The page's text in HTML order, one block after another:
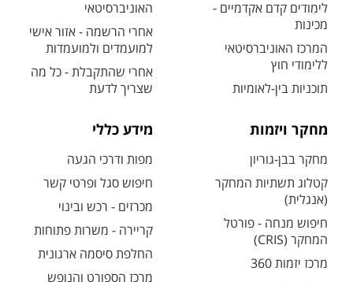
לימודים קדם אקדמיים -
מכינות
המרכז האוניברסיטאי
ללימודי חוץ
תוכניות בין-לאומיות
האוניברסיטאי
אחרי הרשמה - אזור אישי
למועמדים ולמועמדות
אחרי שהתקבלת - כל מה
שצריך לדעת
מחקר ויזמות
מחקר בבן-גוריון
קטלוג תשתיות המחקר
(אנגלית)
חיפוש מנחה - פורטל
המחקר (CRIS)
מרכז יזמות 360
מידע כללי
מפות ודרכי הגעה
חיפוש סגל ופרטי קשר
מכרזים - רכש ובינוי
קריירה - משרות פתוחות
החלפת סיסמה ארגונית
מרכז הספורט והנופש